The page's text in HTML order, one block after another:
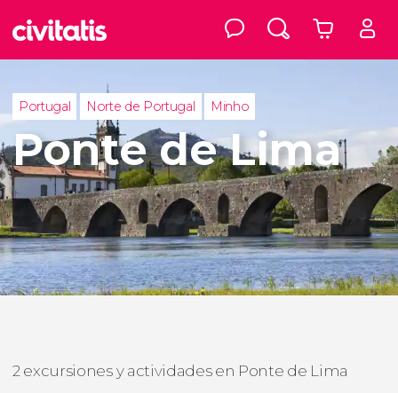
Portugal Norte de Portugal Minho
Ponte de Lima
2 excursiones y actividades en Ponte de Lima